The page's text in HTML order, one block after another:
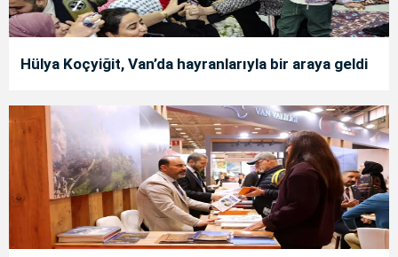
Hülya Koçyiğit, Van’da hayranlarıyla bir araya geldi